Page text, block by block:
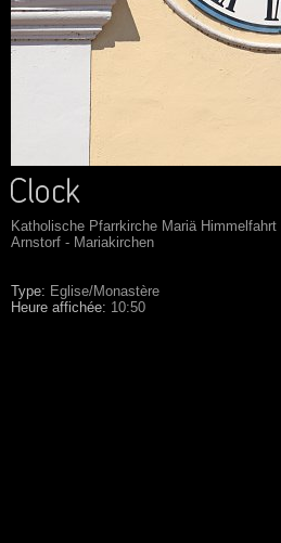
Katholische Pfarrkirche Mariä Himmelfahrt
Arnstorf - Mariakirchen
Type: Eglise/Monastère
Heure affichée: 10:50